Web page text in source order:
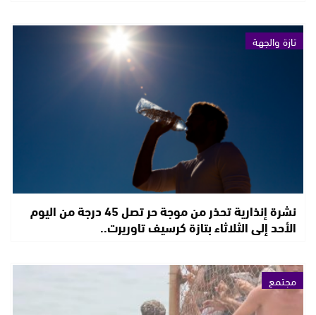
تازة والجهة
نشرة إنذارية تحذر من موجة حر تصل 45 درجة من اليوم
الأحد إلى الثلاثاء بتازة كرسيف تاوريرت..
مجتمع